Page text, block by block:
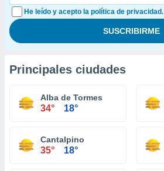
He leído y acepto la política de privacidad.
Principales ciudades
Alba de Tormes
34° 18°
Cantalpino
35° 18°